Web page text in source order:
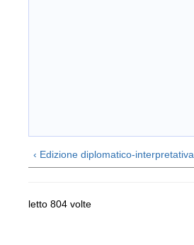
‹ Edizione diplomatico-interpretativa
letto 804 volte